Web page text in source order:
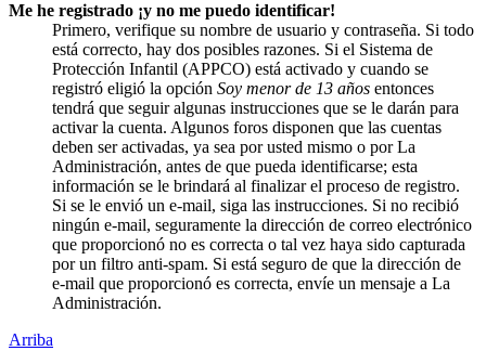
Me he registrado ¡y no me puedo identificar!
Primero, verifique su nombre de usuario y contraseña. Si todo
está correcto, hay dos posibles razones. Si el Sistema de
Protección Infantil (APPCO) está activado y cuando se
registró eligió la opción Soy menor de 13 años entonces
tendrá que seguir algunas instrucciones que se le darán para
activar la cuenta. Algunos foros disponen que las cuentas
deben ser activadas, ya sea por usted mismo o por La
Administración, antes de que pueda identificarse; esta
información se le brindará al finalizar el proceso de registro.
Si se le envió un e-mail, siga las instrucciones. Si no recibió
ningún e-mail, seguramente la dirección de correo electrónico
que proporcionó no es correcta o tal vez haya sido capturada
por un filtro anti-spam. Si está seguro de que la dirección de
e-mail que proporcionó es correcta, envíe un mensaje a La
Administración.
Arriba